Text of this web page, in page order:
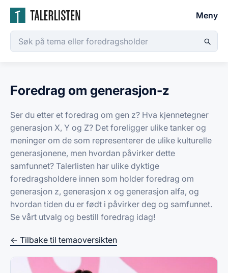
Meny
Foredrag om generasjon-z
Ser du etter et foredrag om gen z? Hva kjennetegner
generasjon X, Y og Z? Det foreligger ulike tanker og
meninger om de som representerer de ulike kulturelle
generasjonene, men hvordan påvirker dette
samfunnet? Talerlisten har ulike dyktige
foredragsholdere innen som holder foredrag om
generasjon z, generasjon x og generasjon alfa, og
hvordan tiden du er født i påvirker deg og samfunnet.
Se vårt utvalg og bestill foredrag idag!
← Tilbake til temaoversikten